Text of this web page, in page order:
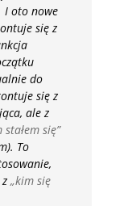
I oto nowe
się z
do
się z
ale z
stałem się”
To
„kim się